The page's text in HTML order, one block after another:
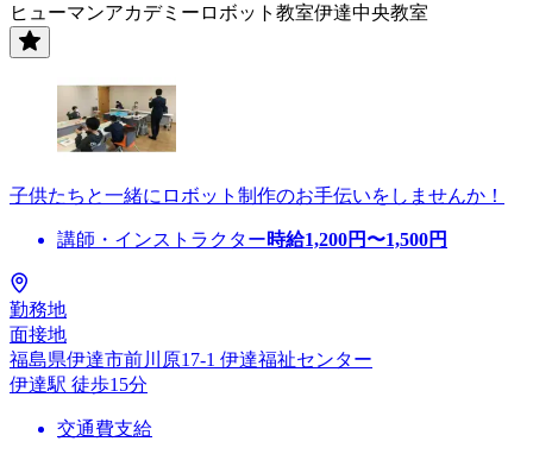
ヒューマンアカデミーロボット教室伊達中央教室
子供たちと一緒にロボット制作のお手伝いをしませんか！
講師・インストラクター時給1,200円〜1,500円
勤務地
面接地
福島県伊達市前川原17-1 伊達福祉センター
伊達駅 徒歩15分
交通費支給